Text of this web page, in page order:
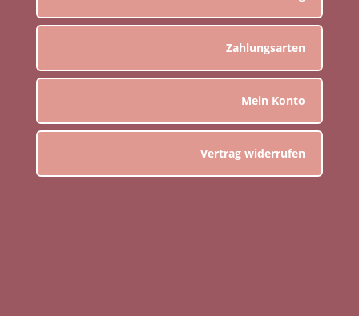
Zahlungsarten
Mein Konto
Vertrag widerrufen